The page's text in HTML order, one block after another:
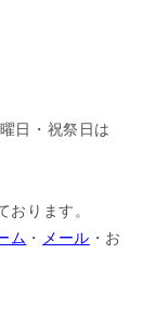
日・祝祭日は
おります。
ム ・ メール ・お